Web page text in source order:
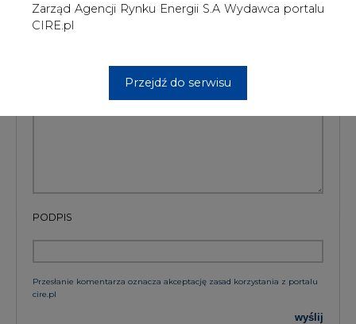
Zarząd Agencji Rynku Energii S.A Wydawca portalu
CIRE.pl
Przejdź do serwisu
TREŚĆ KOMENTARZA
PODPIS
Przesłanie komentarza oznacza akceptację zasad korzystania z portalu
cire.pl
wyślij